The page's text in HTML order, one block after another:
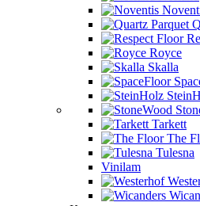
Royce
Skalla
Tarkett
The
Tulesna
Vinilam